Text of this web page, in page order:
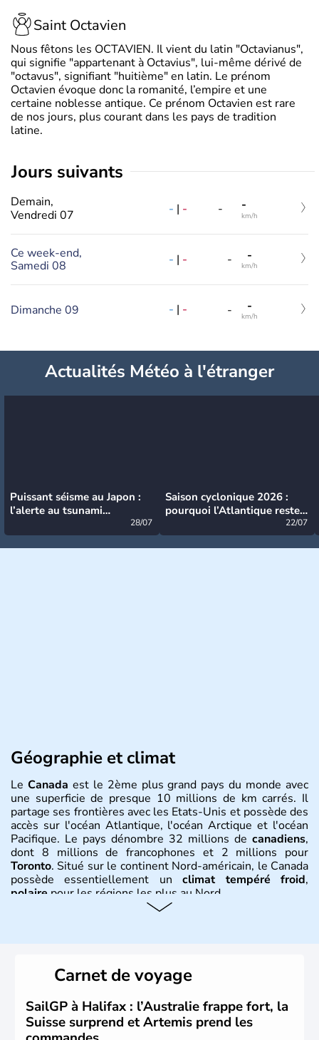
Saint Octavien
Nous fêtons les OCTAVIEN. Il vient du latin "Octavianus",
qui signifie "appartenant à Octavius", lui-même dérivé de
"octavus", signifiant "huitième" en latin. Le prénom
Octavien évoque donc la romanité, l’empire et une
certaine noblesse antique. Ce prénom Octavien est rare
de nos jours, plus courant dans les pays de tradition
latine.
jours suivants
Demain,
Vendredi 07
- | - - -
km/h
Ce week-end,
Samedi 08
- | - - -
km/h
Dimanche 09 - | - - -
km/h
Actualités Météo à l'étranger
Puissant séisme au Japon :
l’alerte au tsunami
28/07
Saison cyclonique 2026 :
pourquoi l’Atlantique reste
22/07
Géographie et climat
Le Canada est le 2ème plus grand pays du monde avec
une superficie de presque 10 millions de km carrés. Il
partage ses frontières avec les Etats-Unis et possède des
accès sur l'océan Atlantique, l'océan Arctique et l'océan
Pacifique. Le pays dénombre 32 millions de canadiens,
dont 8 millions de francophones et 2 millions pour
Toronto. Situé sur le continent Nord-américain, le Canada
possède essentiellement unclimat tempéré froid,
polaire pour les régions les plus au Nord.
territoire de la ville de Québec, le Canada passe ensuite
sous le contrôle des Britanniques. L'indépendance du
pays a été obtenue au cours d'un long processus qui s'est
étalé de 1867 à 1982. Le peuple autochtone des Inuits,
aujourd'hui appelé Eskimos, n'est découvert qu'au début
Carnet de voyage
SailGP à Halifax : l’Australie frappe fort, la
Suisse surprend et Artemis prend les